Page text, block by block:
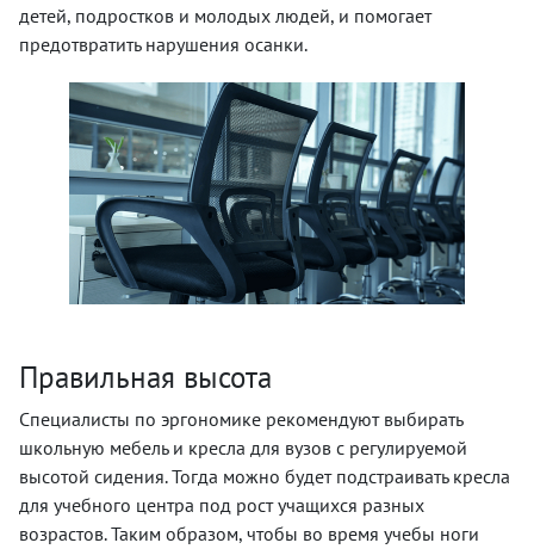
детей, подростков и молодых людей, и помогает
предотвратить нарушения осанки.
Правильная высота
Специалисты по эргономике рекомендуют выбирать
школьную мебель и кресла для вузов с регулируемой
высотой сидения. Тогда можно будет подстраивать кресла
для учебного центра под рост учащихся разных
возрастов. Таким образом, чтобы во время учебы ноги